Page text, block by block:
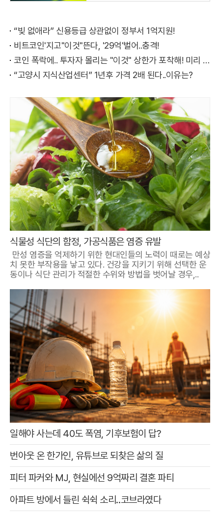
“빚 없애라” 신용등급 상관없이 정부서 1억지원!
비트코인'지고"이것"뜬다, '29억'벌어..충격!
코인 폭락에.. 투자자 몰리는 "이것" 상한가 포착해! 미리 투자..
“고양시 지식산업센터” 1년후 가격 2배 된다..이유는?
식물성 식단의 함정, 가공식품은 염증 유발
만성 염증을 억제하기 위한 현대인들의 노력이 때로는 예상
치 못한 부작용을 낳고 있다. 건강을 지키기 위해 선택한 운
동이나 식단 관리가 적절한 수위와 방법을 벗어날 경우,..
일해야 사는데 40도 폭염, 기후보험이 답?
번아웃 온 한가인, 유튜브로 되찾은 삶의 질
피터 파커와 MJ, 현실에선 9억짜리 결혼 파티
아파트 방에서 들린 쉭쉭 소리‥코브라였다